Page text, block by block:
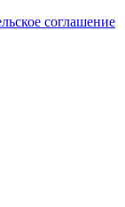
соглашение